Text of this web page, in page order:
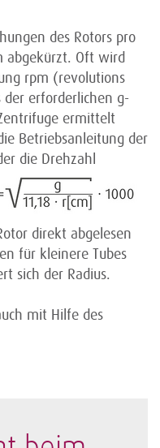
des Rotors pro
abgekürzt. Oft wird
rpm (revolutions
erforderlichen g-
ermittelt
Betriebsanleitung der
die Drehzahl
direkt abgelesen
für kleinere Tubes
sich der Radius.
mit Hilfe des